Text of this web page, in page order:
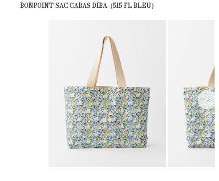
BONPOINT SAC CABAS DIBA（515 FL BLEU）